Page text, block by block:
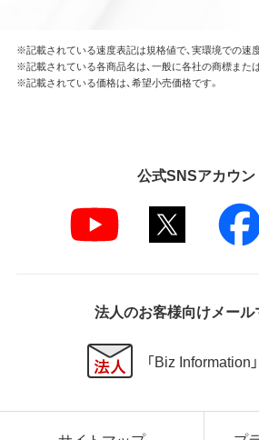
※記載されている速度表記は規格値で、実環境での速
※記載されている各商品名は、一般に各社の商標また
※記載されている価格は、希望小売価格です。
公式SNSアカウン
法人のお客様向けメー
「Biz Information